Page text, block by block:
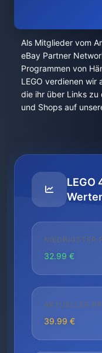
Als Mitglieder vom
eBay Partner
Programmen von
LEGO verdienen wir
die ihr über Links zu
und Shops auf
LEGO
NIEDRIGSTER
32.99 €
AKTUELLER
39.99 €